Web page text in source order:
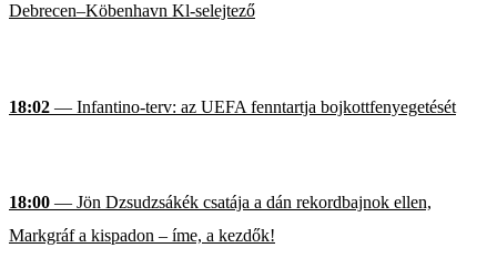
Debrecen–Köbenhavn Kl-selejtező
18:02 — Infantino-terv: az UEFA fenntartja bojkottfenyegetését
18:00 — Jön Dzsudzsákék csatája a dán rekordbajnok ellen,
Markgráf a kispadon – íme, a kezdők!